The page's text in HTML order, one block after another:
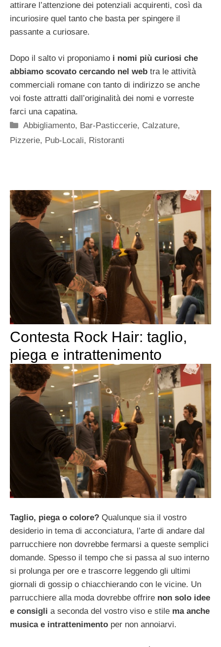
attirare l’attenzione dei potenziali acquirenti, così da
incuriosire quel tanto che basta per spingere il
passante a curiosare.
Dopo il salto vi proponiamo i nomi più curiosi che
abbiamo scovato cercando nel web tra le attività
commerciali romane con tanto di indirizzo se anche
voi foste attratti dall’originalità dei nomi e vorreste
farci una capatina.
Categorie
Abbigliamento, Bar-Pasticcerie, Calzature,
Pizzerie, Pub-Locali, Ristoranti
Contesta Rock Hair: taglio,
piega e intrattenimento
Taglio, piega o colore? Qualunque sia il vostro
desiderio in tema di acconciatura, l’arte di andare dal
parrucchiere non dovrebbe fermarsi a queste semplici
domande. Spesso il tempo che si passa al suo interno
si prolunga per ore e trascorre leggendo gli ultimi
giornali di gossip o chiacchierando con le vicine. Un
parrucchiere alla moda dovrebbe offrire non solo idee
e consigli a seconda del vostro viso e stile ma anche
musica e intrattenimento per non annoiarvi.